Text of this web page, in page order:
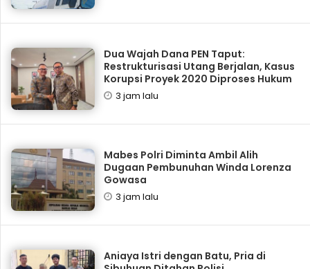
Dua Wajah Dana PEN Taput:
Restrukturisasi Utang Berjalan, Kasus
Korupsi Proyek 2020 Diproses Hukum
3 jam lalu
Mabes Polri Diminta Ambil Alih
Dugaan Pembunuhan Winda Lorenza
Gowasa
3 jam lalu
Aniaya Istri dengan Batu, Pria di